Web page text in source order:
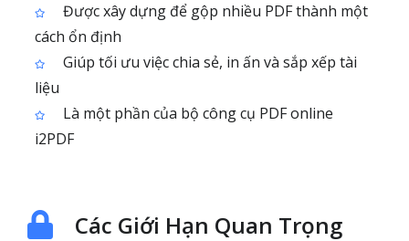
Được xây dựng để gộp nhiều PDF thành một
cách ổn định
Giúp tối ưu việc chia sẻ, in ấn và sắp xếp tài
liệu
Là một phần của bộ công cụ PDF online
i2PDF
Các Giới Hạn Quan Trọng